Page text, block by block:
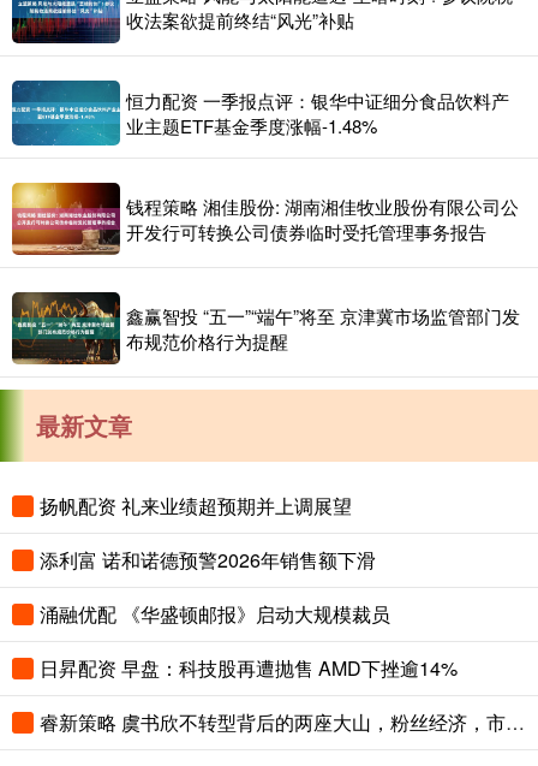
收法案欲提前终结“风光”补贴
恒力配资 一季报点评：银华中证细分食品饮料产
业主题ETF基金季度涨幅-1.48%
钱程策略 湘佳股份: 湖南湘佳牧业股份有限公司公
开发行可转换公司债券临时受托管理事务报告
鑫赢智投 “五一”“端午”将至 京津冀市场监管部门发
布规范价格行为提醒
最新文章
扬帆配资 礼来业绩超预期并上调展望
添利富 诺和诺德预警2026年销售额下滑
涌融优配 《华盛顿邮报》启动大规模裁员
日昇配资 早盘：科技股再遭抛售 AMD下挫逾14%
睿新策略 虞书欣不转型背后的两座大山，粉丝经济，市场选择_观众_苍兰_深意